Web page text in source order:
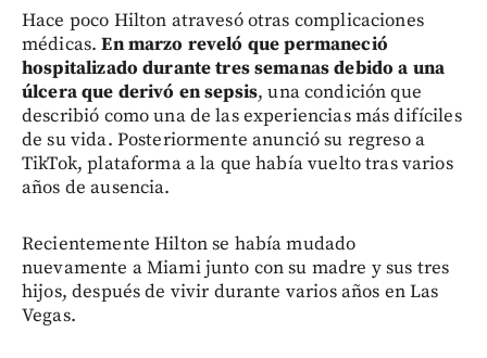
Hace poco Hilton atravesó otras complicaciones
médicas.En marzo reveló que permaneció
hospitalizado durante tres semanas debido a una
úlcera que derivó en sepsis, una condición que
describió como una de las experiencias más difíciles
de su vida. Posteriormente anunció su regreso a
TikTok, plataforma a la que había vuelto tras varios
años de ausencia.
Recientemente Hilton se había mudado
nuevamente a Miami junto con su madre y sus tres
hijos, después de vivir durante varios años en Las
Vegas.